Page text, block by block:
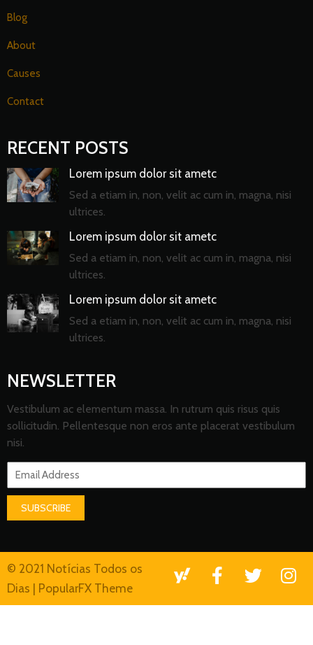
Blog
About
Causes
Contact
RECENT POSTS
Lorem ipsum dolor sit ametc
Sed a etiam in, non, velit ac cum in, magna, nisi
ultrices.
Lorem ipsum dolor sit ametc
Sed a etiam in, non, velit ac cum in, magna, nisi
ultrices.
Lorem ipsum dolor sit ametc
Sed a etiam in, non, velit ac cum in, magna, nisi
ultrices.
NEWSLETTER
Vestibulum ac elementum massa. In rutrum quis risus quis
sollicitudin. Pellentesque non eros ante placerat vestibulum
nisi.
SUBSCRIBE
© 2021 Notícias Todos os
Dias | PopularFX Theme